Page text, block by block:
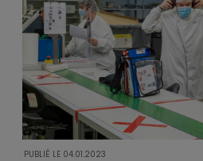
PUBLIÉ LE 04.01.2023